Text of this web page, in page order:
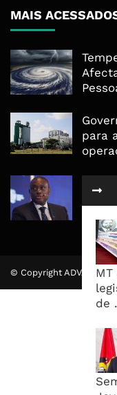
de
MAIS
para
© Copyright ADVALUE.